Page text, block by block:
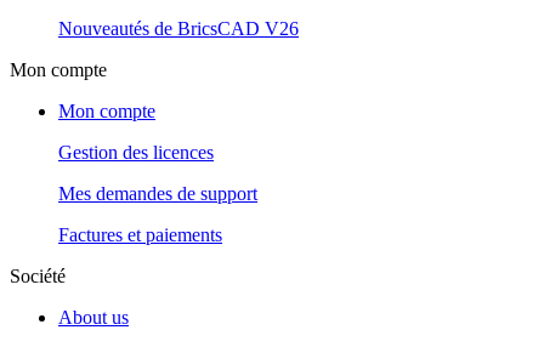
Nouveautés de BricsCAD V26
Mon compte
Mon compte
Gestion des licences
Mes demandes de support
Factures et paiements
Société
About us